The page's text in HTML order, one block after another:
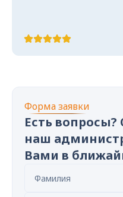
Форма заявки
Есть вопросы?
наш
Вами в